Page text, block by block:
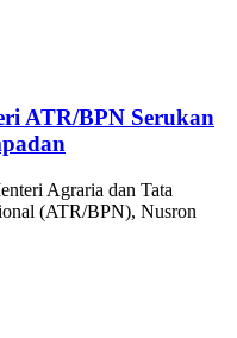
ATR/BPN Serukan
Agraria dan Tata
(ATR/BPN), Nusron